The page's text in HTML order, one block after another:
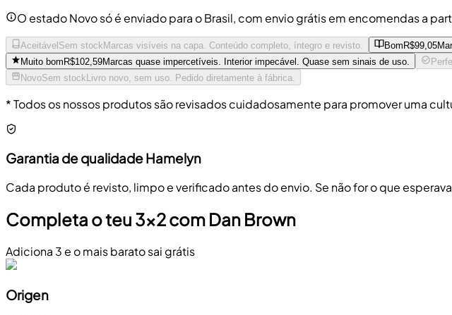
O estado Novo só é enviado para o Brasil, com envio grátis em encomendas a
AceitávelSem stockMarcas visíveis na capa. Conteúdo completo, íntegro e revisto. BomR$99,05
Muito bomR$102,59Marcas quase impercetíveis. Interior impecável. Quase sem sinais de uso.
NovoSem stockLivro novo, sem uso. Pedido diretamente à fábrica.
* Todos os nossos produtos são revisados cuidadosamente para promover uma
Garantia de qualidade Hamelyn
Cada produto é revisto, limpo e verificado antes do envio. Se não for o que
Completa o teu 3x2 com Dan Brown
Adiciona 3 e o mais barato sai grátis
Origen